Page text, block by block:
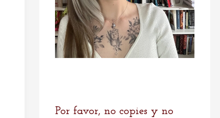
Por favor, no copies y no